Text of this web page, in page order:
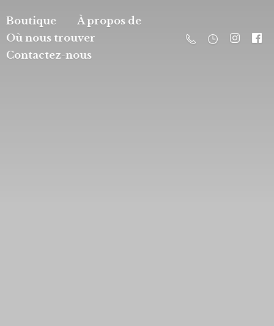
Boutique
À propos de
Où nous trouver
Contactez-nous